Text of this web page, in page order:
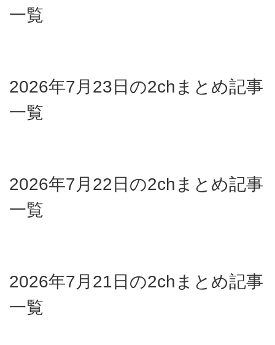
一覧
2026年7月23日の2chまとめ記事
一覧
2026年7月22日の2chまとめ記事
一覧
2026年7月21日の2chまとめ記事
一覧